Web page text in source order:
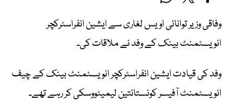
وفاقی وزیر توانائی اویس لغاری سے ایشین انفراسٹرکچر
انویسٹمنٹ بینک کے وفد نے ملاقات کی۔
وفد کی قیادت ایشین انفراسٹرکچر انویسٹمنٹ بینک کے چیف
انویسٹمنٹ آفیسر کونستانتین لیمیٹووسکی کر رہے تھے۔